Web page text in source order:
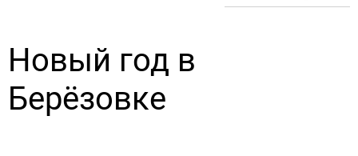
Новый год в
Берёзовке